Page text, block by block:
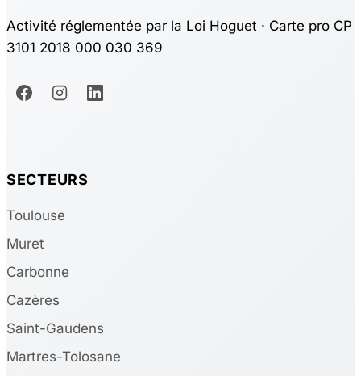
Activité réglementée par la Loi Hoguet · Carte pro CP
3101 2018 000 030 369
SECTEURS
Toulouse
Muret
Carbonne
Cazères
Saint-Gaudens
Martres-Tolosane